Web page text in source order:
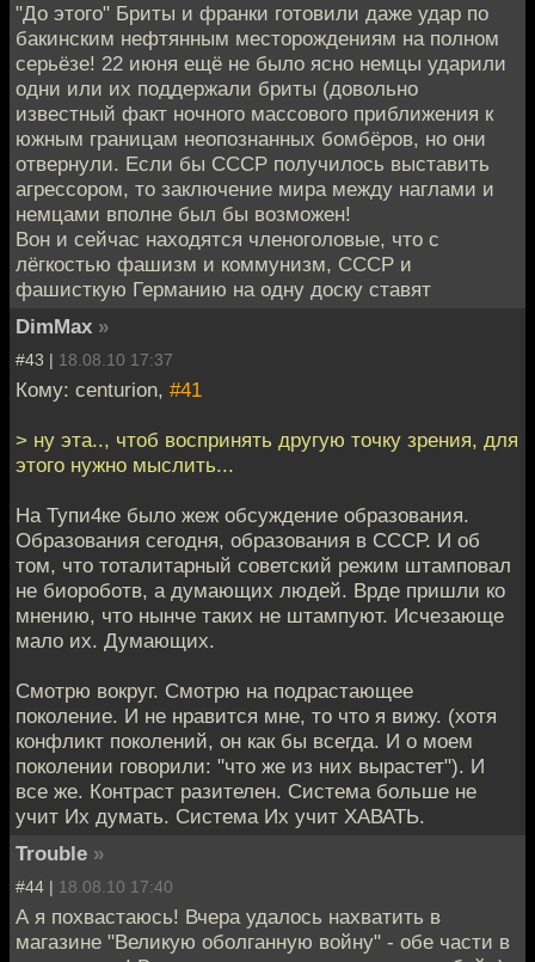
"До этого" Бриты и франки готовили даже удар по
бакинским нефтянным месторождениям на полном
серьёзе! 22 июня ещё не было ясно немцы ударили
одни или их поддержали бриты (довольно
известный факт ночного массового приближения к
южным границам неопознанных бомбёров, но они
отвернули. Если бы СССР получилось выставить
агрессором, то заключение мира между наглами и
немцами вполне был бы возможен!
Вон и сейчас находятся членоголовые, что с
лёгкостью фашизм и коммунизм, СССР и
фашисткую Германию на одну доску ставят
DimMax »
#43 | 18.08.10 17:37
Кому: centurion, #41
> ну эта.., чтоб воспринять другую точку зрения, для
этого нужно мыслить...
На Тупи4ке было жеж обсуждение образования.
Образования сегодня, образования в СССР. И об
том, что тоталитарный советский режим штамповал
не биороботв, а думающих людей. Врде пришли ко
мнению, что нынче таких не штампуют. Исчезающе
мало их. Думающих.
Смотрю вокруг. Смотрю на подрастающее
поколение. И не нравится мне, то что я вижу. (хотя
конфликт поколений, он как бы всегда. И о моем
поколении говорили: "что же из них вырастет"). И
все же. Контраст разителен. Система больше не
учит Их думать. Система Их учит ХАВАТЬ.
Trouble »
#44 | 18.08.10 17:40
А я похвастаюсь! Вчера удалось нахватить в
магазине "Великую оболганную войну" - обе части в